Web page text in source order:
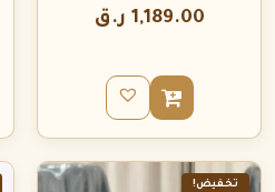
1,189.00 ر.ق
تخفيض!